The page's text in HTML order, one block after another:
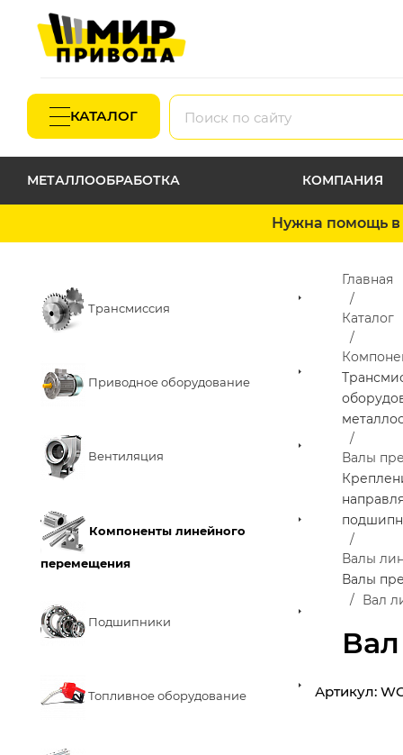
КАТАЛОГ
МЕТАЛЛООБРАБОТКА КОМПАНИЯ
Нужна помощь в
Трансмиссия
Приводное оборудование
Вентиляция
Компоненты линейного
перемещения
Подшипники
Топливное оборудование
Главная
Каталог
Валы
Валы
Валы
Вал
Артикул: